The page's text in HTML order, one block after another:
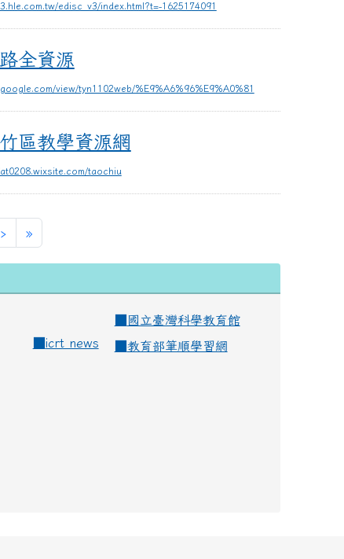
edisc_v3/index.html?t=-1625174091
全資源
view/tyn1102web/%E9%A6%96%E9%A0%81
源網
區教學資源網
taochiu
› »
國立臺灣科學教育館
icrt news
教育部筆順學習網